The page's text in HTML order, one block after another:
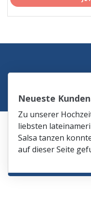
Neueste
Zu unserer
liebsten
Salsa tanzen
auf dieser Seite